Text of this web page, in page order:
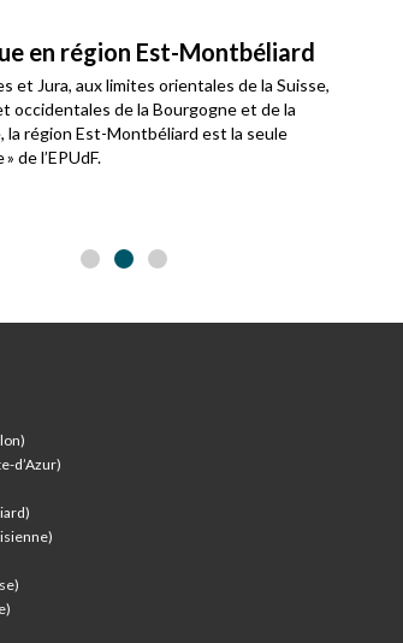
en région Est-Montbéliard
et Jura, aux limites orientales de la Suisse,
occidentales de la Bourgogne et de la
la région Est-Montbéliard est la seule
de l’EPUdF.
d’Azur)